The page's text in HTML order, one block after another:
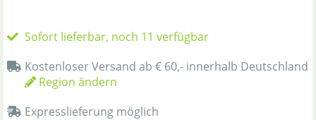
Sofort lieferbar, noch 11 verfügbar
Kostenloser Versand ab € 60,- innerhalb Deutschland
Region ändern
Expresslieferung möglich